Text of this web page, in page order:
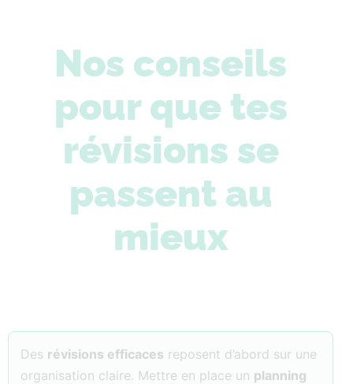
Nos conseils
pour que tes
révisions se
passent au
mieux
Des révisions efficaces reposent d’abord sur une
organisation claire. Mettre en place un planning